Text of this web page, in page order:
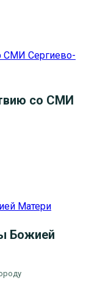
со СМИ
Божией